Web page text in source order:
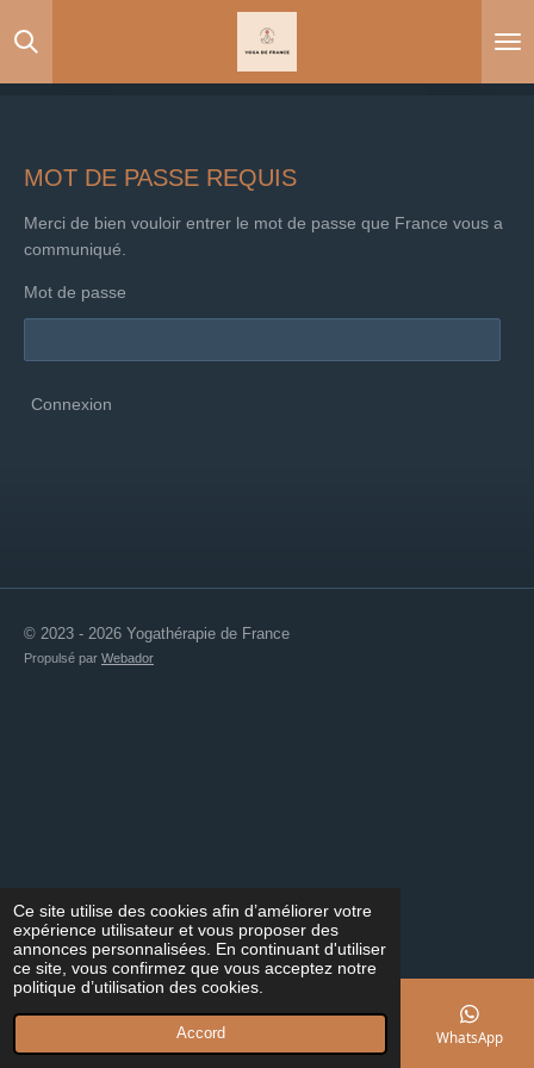
Ce site utilise des cookies afin d’améliorer votre
expérience utilisateur et vous proposer des
annonces personnalisées. En continuant d'utiliser
ce site, vous confirmez que vous acceptez notre
politique d’utilisation des cookies.
Accord
au
MOT DE PASSE REQUIS
Merci de bien vouloir entrer le mot de passe que France vous a
communiqué.
Mot de passe
Connexion
© 2023 - 2026 Yogathérapie de France
Propulsé par Webador
Téléphone WhatsApp